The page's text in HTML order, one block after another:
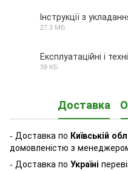
Інструкції з
27.3 МБ
Експлуатаційні і
39 КБ
Доставка
- Доставка по Київській обл
домовленістю з
- Доставка по Україні